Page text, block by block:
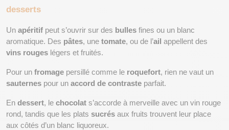
desserts
Un apéritif peut s’ouvrir sur des bulles fines ou un blanc
aromatique. Des pâtes, une tomate, ou de l’ail
vins rouges légers et fruités.
Pour un fromage persillé comme le roquefort
sauternes pour un accord de contraste parfait.
En dessert, le chocolat s’accorde à merveille avec un vin rouge
rond, tandis que les plats sucrés aux fruits trouvent leur place
aux côtés d’un blanc liquoreux.